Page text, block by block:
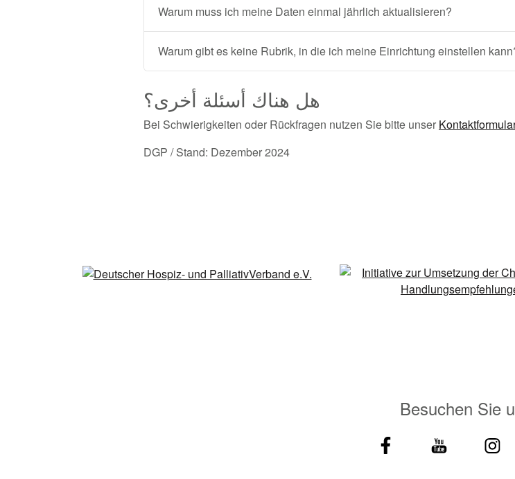
Warum muss ich meine Daten einmal jährlich aktualisieren?
Warum gibt es keine Rubrik, in die ich meine Einrichtung einstellen
هل هناك أسئلة أخرى؟
Bei Schwierigkeiten oder Rückfragen nutzen Sie bitte unser Kontaktformular
DGP / Stand: Dezember 2024
Besuchen Sie